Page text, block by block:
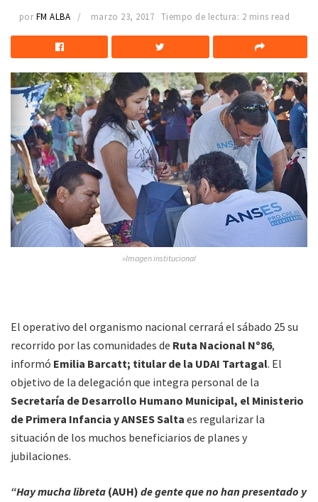
por FM ALBA marzo 23, 2017 Tiempo de lectura: 2 mins read
»Imagen institucional
El operativo del organismo nacional cerrará el sábado 25 su
recorrido por las comunidades de Ruta Nacional Nº86,
informó Emilia Barcatt; titular de la UDAI Tartagal. El
objetivo de la delegación que integra personal de la
Secretaría de Desarrollo Humano Municipal, el Ministerio
de Primera Infancia y ANSES Salta es regularizar la
situación de los muchos beneficiarios de planes y
jubilaciones.
“Hay mucha libreta (AUH) de gente que no han presentado y